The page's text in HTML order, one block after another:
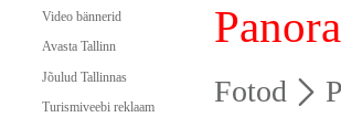
Video bännerid
Avasta Tallinn
Jõulud Tallinnas
Turismiveebi reklaam
Fotod